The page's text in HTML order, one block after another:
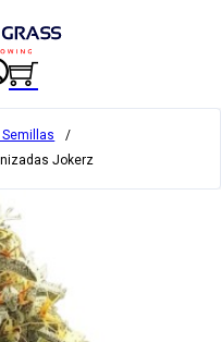
/
Jokerz